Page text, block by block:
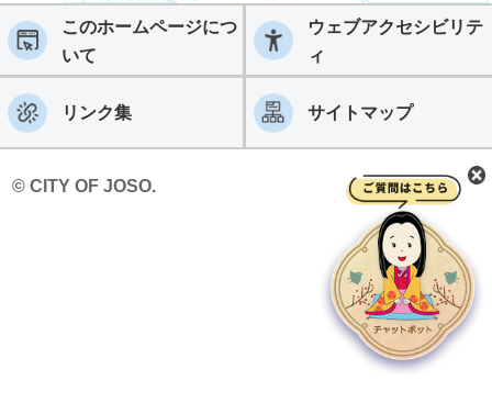
このホームページにつ
いて
ウェブアクセシビリテ
ィ
リンク集 サイトマップ
© CITY OF JOSO.